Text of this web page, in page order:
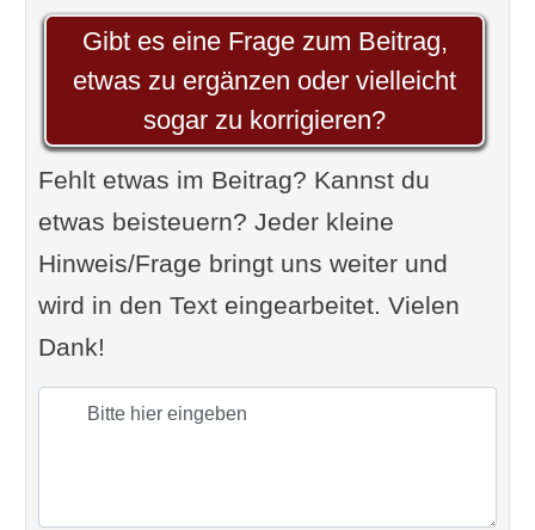
Gibt es eine Frage zum Beitrag,
etwas zu ergänzen oder vielleicht
sogar zu korrigieren?
Fehlt etwas im Beitrag? Kannst du
etwas beisteuern? Jeder kleine
Hinweis/Frage bringt uns weiter und
wird in den Text eingearbeitet. Vielen
Dank!